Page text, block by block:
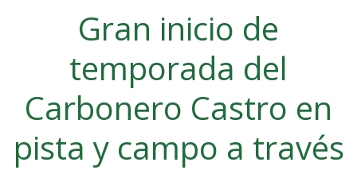
Gran inicio de
temporada del
Carbonero Castro en
pista y campo a través